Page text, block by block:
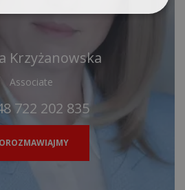
Krzyżanowska
Associate
722 202 835